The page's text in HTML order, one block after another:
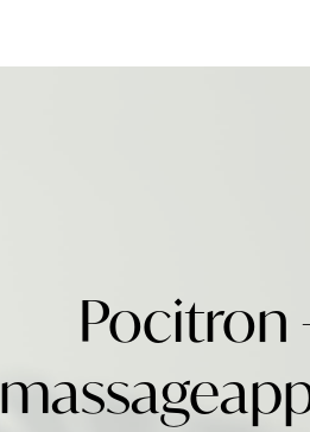
Pocitron